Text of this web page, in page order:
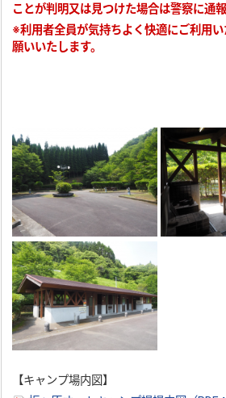
ことが判明又は見つけた場合は警察に通報
※利用者全員が気持ちよく快適にご利用
願いいたします。
【キャンプ場内図】